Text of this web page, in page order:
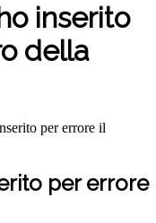
inserito
della
per errore il
per errore